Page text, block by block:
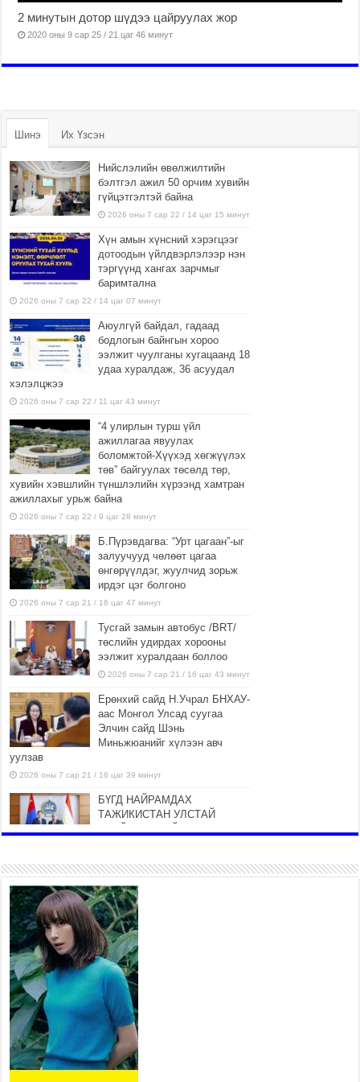
2 минутын дотор шүдээ цайруулах жор
2020 оны 9 сар 25 / 21 цаг 46 минут
Шинэ Их Үзсэн
Нийслэлийн өвөлжилтийн
бэлтгэл ажил 50 орчим хувийн
гүйцэтгэлтэй байна
2026 оны 7 сар 22 / 14 цаг 15 минут
Хүн амын хүнсний хэрэгцээг
дотоодын үйлдвэрлэлээр нэн
тэргүүнд хангах зарчмыг
баримтална
2026 оны 7 сар 22 / 14 цаг 07 минут
Аюулгүй байдал, гадаад
бодлогын байнгын хороо
ээлжит чуулганы хугацаанд 18
удаа хуралдаж, 36 асуудал
хэлэлцжээ
2026 оны 7 сар 22 / 11 цаг 43 минут
“4 улирлын турш үйл
ажиллагаа явуулах
боломжтой-Хүүхэд хөгжүүлэх
төв” байгуулах төсөлд төр,
хувийн хэвшлийн түншлэлийн хүрээнд хамтран
ажиллахыг урьж байна
2026 оны 7 сар 22 / 9 цаг 28 минут
Б.Пүрэвдагва: “Урт цагаан”-ыг
залуучууд чөлөөт цагаа
өнгөрүүлдэг, жуулчид зорьж
ирдэг цэг болгоно
2026 оны 7 сар 21 / 16 цаг 47 минут
Тусгай замын автобус /BRT/
төслийн удирдах хорооны
ээлжит хуралдаан боллоо
2026 оны 7 сар 21 / 16 цаг 43 минут
Ерөнхий сайд Н.Учрал БНХАУ-
аас Монгол Улсад суугаа
Элчин сайд Шэнь
Миньжюанийг хүлээн авч
уулзав
2026 оны 7 сар 21 / 16 цаг 39 минут
БҮГД НАЙРАМДАХ
ТАЖИКИСТАН УЛСТАЙ
26,992 суралцагч хотхоны бага
сургуульд, 8100 суралцагч
төрөлжсөн ахлах сургуульд
суралцана
2026 оны 7 сар 21 / 13 цаг 43 минут
COP17 хурлын үеэрх замын
хөдөлгөөн, нийтийн тээврийн
зохицуулалт, сургууль,
цэцэрлэг, зах, худалдааны
төвийн ажиллах хуваарийг гаргаж, иргэдэд
мэдээлэхийг үүрэг болголоо
2026 оны 7 сар 21 / 11 цаг 59 минут